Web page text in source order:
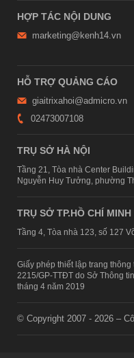
HỢP TÁC NỘI DUNG
marketing@kenh14.vn
HỖ TRỢ QUẢNG CÁO
giaitrixahoi@admicro.vn
02473007108
TRỤ SỞ HÀ NỘI
Tầng 21, Tòa nhà Center
Nguyễn Huy Tưởng, phường
TRỤ SỞ TP.HỒ CHÍ MINH
Tầng 4, Tòa nhà 123, số 127
Giấy phép thiết lập trang
2215/GP-TTĐT do Sở Thông
tháng 4 năm 2019
© Copyright 2007 - 2026 –